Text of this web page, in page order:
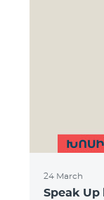
24 March
Speak